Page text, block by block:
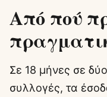
Από πού
Σε 18 μήνες σε
συλλογές, τα